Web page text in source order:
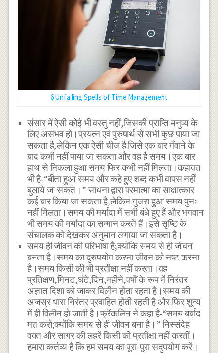
6 Unfailing Spells of Time Management
संसार में ऐसी कोई भी वस्तु नहीं,जिसकी प्राप्ति मनुष्य के
लिए असंभव हो।प्रयत्न एवं पुरुषार्थ से सभी कुछ पाया जा
सकता है,लेकिन एक ऐसी चीज है जिसे एक बार गँवाने के
बाद कभी नहीं पाया जा सकता और वह है समय।एक बार
हाथ से निकला हुआ समय फिर कभी नहीं मिलता।कहावत
भी है-“बीता हुआ समय और कहे हुए शब्द कभी वापस नहीं
बुलाये जा सकते।” साधना द्वारा परमात्मा का साक्षात्कार
कई बार किया जा सकता है,लेकिन गुजरा हुआ समय पुनः
नहीं मिलता।समय की मर्यादा में सभी बंधे हुए हैं और भगवान
भी समय की मर्यादा का सम्मान करते हैं।इसे सृष्टि के
संचालक को देखकर अनुमान लगाया जा सकता है।
समय ही जीवन की परिभाषा है;क्योंकि समय से ही जीवन
बनता है।समय का दुरुपयोग करना जीवन को नष्ट करना
है।समय किसी की भी प्रतीक्षा नहीं करता।वह
प्रतिक्षण,मिनट,घंटे,दिन,महीने,वर्षों के रूप में निरंतर
अज्ञात दिशा को जाकर विलीन होता रहता है।समय की
अजस्र धारा निरंतर प्रवाहित होती रहती है और फिर शून्य
में ही विलीन हो जाती है।फ्रैंकलिन ने कहा है-“समय बर्बाद
मत करो;क्योंकि समय से ही जीवन बना है।” निस्संदेह
वक्त और सागर की लहरें किसी की प्रतीक्षा नहीं करतीं।
हमारा कर्त्तव्य है कि हम समय का पूरा-पूरा सदुपयोग करें।